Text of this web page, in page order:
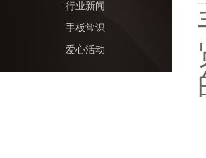
行业新闻
手板常识
爱心活动